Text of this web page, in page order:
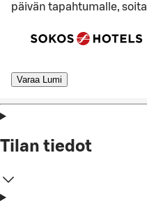
päivän tapahtumalle, soita
Varaa Lumi
Tilan tiedot